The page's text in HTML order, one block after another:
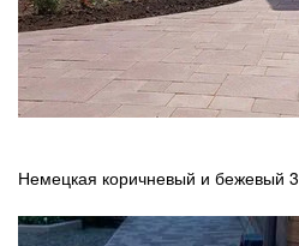
Немецкая коричневый и бежевый 3